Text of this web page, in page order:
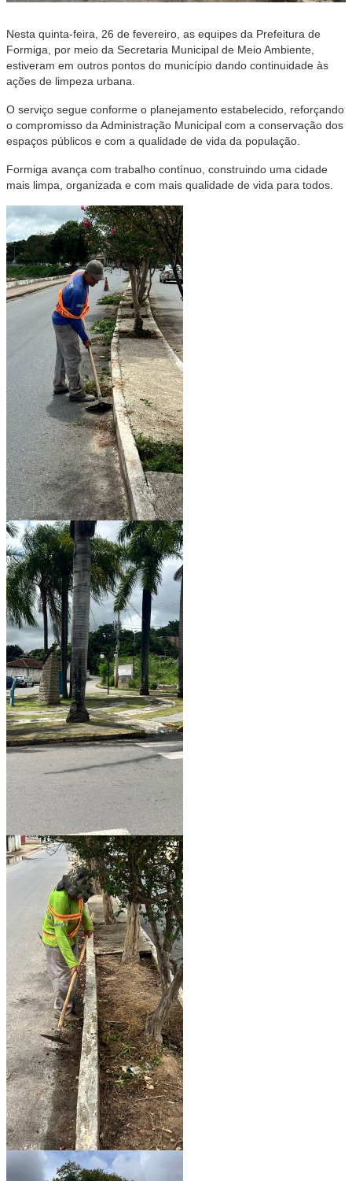
Nesta quinta-feira, 26 de fevereiro, as equipes da Prefeitura de
Formiga, por meio da Secretaria Municipal de Meio Ambiente,
estiveram em outros pontos do município dando continuidade às
ações de limpeza urbana.
O serviço segue conforme o planejamento estabelecido, reforçando
o compromisso da Administração Municipal com a conservação dos
espaços públicos e com a qualidade de vida da população.
Formiga avança com trabalho contínuo, construindo uma cidade
mais limpa, organizada e com mais qualidade de vida para todos.